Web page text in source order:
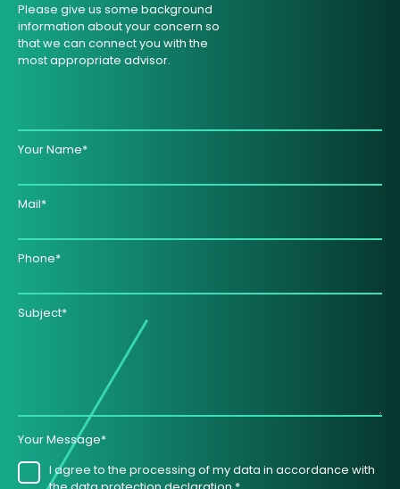
Please give us some background
information about your concern so
that we can connect you with the
most appropriate advisor.
Your Name*
Mail*
Phone*
Subject*
Your Message*
I agree to the processing of my data in accordance with